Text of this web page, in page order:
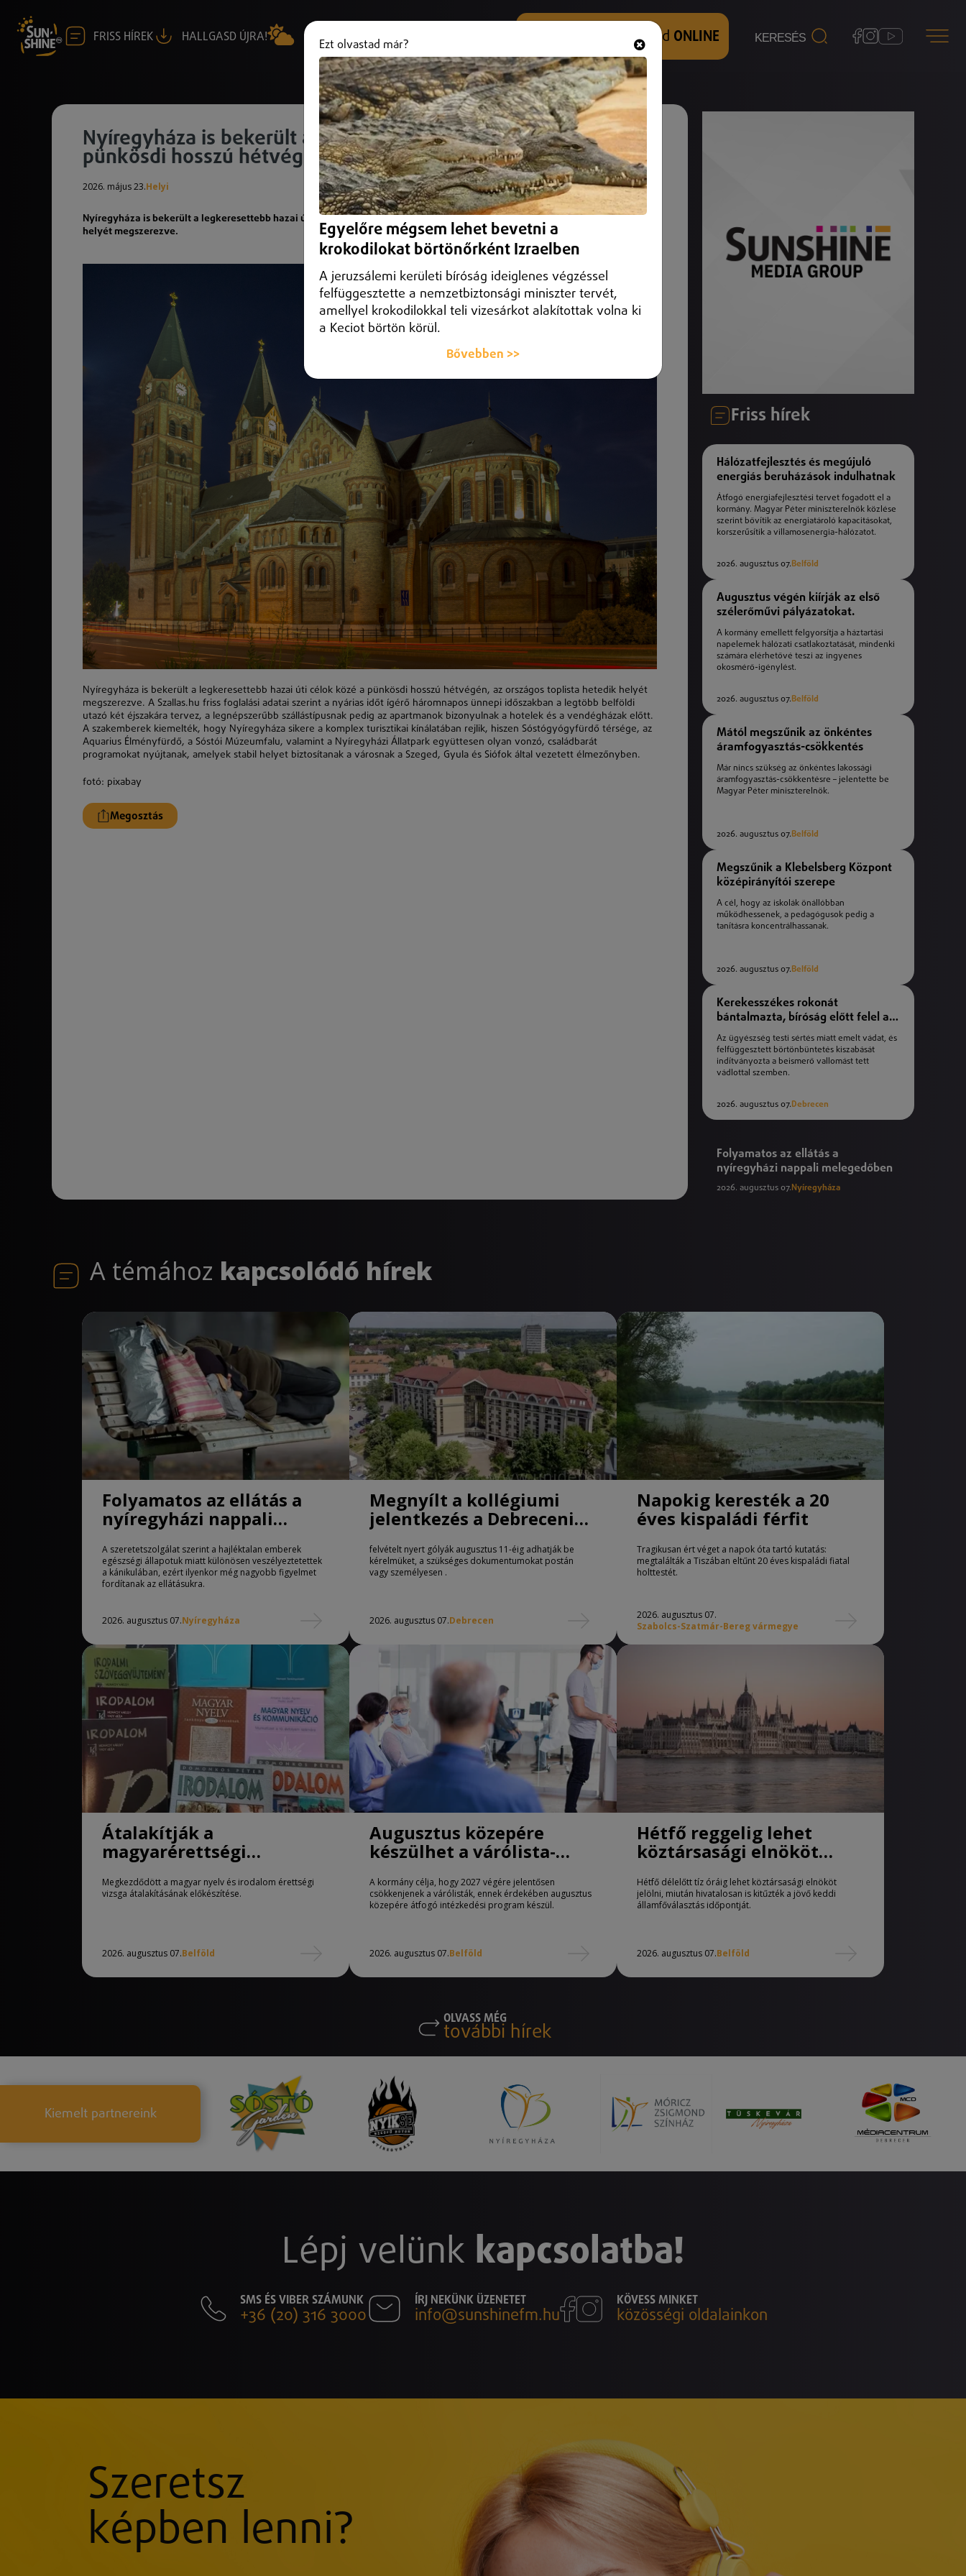
FRISS HÍREK HALLGASD ÚJRA! +36 (20) 316 3000 Hallgasd és nézd ONLINE
Nyíregyháza is bekerült a legkeresettebb hazai úti célok közé a
pünkösdi hosszú hétvégén
2026. május 23.Helyi
Nyíregyháza is bekerült a legkeresettebb hazai úti célok közé a pünkösdi hosszú hétvégén, az országos toplista hetedik
helyét megszerezve.
Nyíregyháza is bekerült a legkeresettebb hazai úti célok közé a pünkösdi hosszú hétvégén, az országos toplista hetedik helyét
megszerezve. A Szallas.hu friss foglalási adatai szerint a nyárias időt ígérő háromnapos ünnepi időszakban a legtöbb belföldi
utazó két éjszakára tervez, a legnépszerűbb szállástípusnak pedig az apartmanok bizonyulnak a hotelek és a vendégházak előtt.
A szakemberek kiemelték, hogy Nyíregyháza sikere a komplex turisztikai kínálatában rejlik, hiszen Sóstógyógyfürdő térsége, az
Aquarius Élményfürdő, a Sóstói Múzeumfalu, valamint a Nyíregyházi Állatpark együttesen olyan vonzó, családbarát
programokat nyújtanak, amelyek stabil helyet biztosítanak a városnak a Szeged, Gyula és Siófok által vezetett élmezőnyben.
fotó: pixabay
Megosztás
Friss hírek
Hálózatfejlesztés és megújuló
energiás beruházások indulhatnak
Átfogó energiafejlesztési tervet fogadott el a
kormány. Magyar Péter miniszterelnök közlése
szerint bővítik az energiatároló kapacitásokat,
korszerűsítik a villamosenergia-hálózatot.
2026. augusztus 07.Belföld
Augusztus végén kiírják az első
szélerőművi pályázatokat.
A kormány emellett felgyorsítja a háztartási
napelemek hálózati csatlakoztatását, mindenki
számára elérhetővé teszi az ingyenes
okosmérő-igénylést.
2026. augusztus 07.Belföld
Mától megszűnik az önkéntes
áramfogyasztás-csökkentés
Már nincs szükség az önkéntes lakossági
áramfogyasztás-csökkentésre – jelentette be
Magyar Péter miniszterelnök.
2026. augusztus 07.Belföld
Megszűnik a Klebelsberg Központ
középirányítói szerepe
A cél, hogy az iskolák önállóbban
működhessenek, a pedagógusok pedig a
tanításra koncentrálhassanak.
2026. augusztus 07.Belföld
Kerekesszékes rokonát
bántalmazta, bíróság előtt felel a
férfi
Az ügyészség testi sértés miatt emelt vádat, és
felfüggesztett börtönbüntetés kiszabását
indítványozta a beismerő vallomást tett
vádlottal szemben.
2026. augusztus 07.Debrecen
Folyamatos az ellátás a
nyíregyházi nappali melegedőben
2026. augusztus 07. Nyíregyháza
A témához kapcsolódó hírek
Folyamatos az ellátás a
nyíregyházi nappali
melegedőben
A szeretetszolgálat szerint a hajléktalan emberek
egészségi állapotuk miatt különösen veszélyeztetettek
a kánikulában, ezért ilyenkor még nagyobb figyelmet
fordítanak az ellátásukra.
2026. augusztus 07.Nyíregyháza
Megnyílt a kollégiumi
jelentkezés a Debreceni
Egyetemen
felvételt nyert gólyák augusztus 11-éig adhatják be
kérelmüket, a szükséges dokumentumokat postán
vagy személyesen .
2026. augusztus 07.Debrecen
Napokig keresték a 20
éves kispaládi férfit
Tragikusan ért véget a napok óta tartó kutatás:
megtalálták a Tiszában eltűnt 20 éves kispaládi fiatal
holttestét.
2026. augusztus 07.
Szabolcs-Szatmár-Bereg vármegye
Átalakítják a
magyarérettségi
követelményeit
Megkezdődött a magyar nyelv és irodalom érettségi
vizsga átalakításának előkészítése.
2026. augusztus 07.Belföld
Augusztus közepére
készülhet a várólista-
A kormány célja, hogy 2027 végére jelentősen
csökkenjenek a várólisták, ennek érdekében augusztus
közepére átfogó intézkedési program készül.
2026. augusztus 07.Belföld
Hétfő reggelig lehet
köztársasági elnököt
Hétfő délelőtt tíz óráig lehet köztársasági elnököt
jelölni, miután hivatalosan is kitűzték a jövő keddi
államfőválasztás időpontját.
2026. augusztus 07.Belföld
OLVASS MÉG
további hírek
Kiemelt partnereink
Lépj velünk kapcsolatba!
SMS ÉS VIBER SZÁMUNK
+36 (20) 316 3000
ÍRJ NEKÜNK ÜZENETET
info@sunshinefm.hu
KÖVESS MINKET
közösségi oldalainkon
Szeretsz
képben lenni?
Ezt olvastad már?
Egyelőre mégsem lehet bevetni a
krokodilokat börtönőrként Izraelben
A jeruzsálemi kerületi bíróság ideiglenes végzéssel
felfüggesztette a nemzetbiztonsági miniszter tervét,
amellyel krokodilokkal teli vizesárkot alakítottak volna ki
a Keciot börtön körül.
Bővebben >>